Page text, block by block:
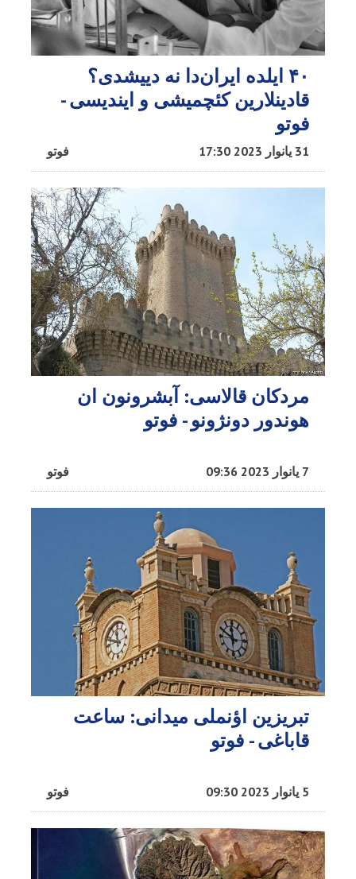
۴۰ ایلده ایران‌دا نه دییشدی؟
قادینلارین کئچمیشی و ایندیسی -
فوتو
فوتو 31 یانوار 2023 17:30
مردکان قالاسی: آبشرونون ان
هوندور دونژونو - فوتو
فوتو 7 یانوار 2023 09:36
تبریزین اؤنملی میدانی: ساعت
قاباغی - فوتو
فوتو 5 یانوار 2023 09:30